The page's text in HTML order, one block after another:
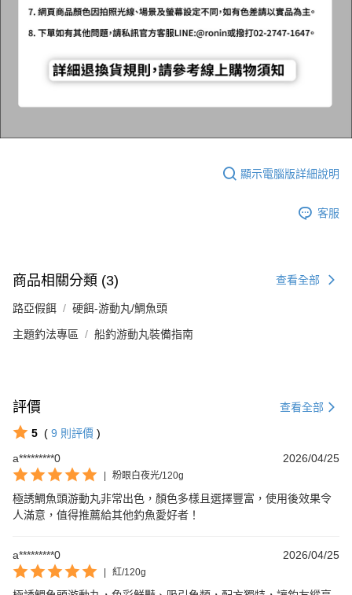
顯示電腦版詳細說明
客服
商品相關分類 (3) 查看全部
路亞假餌 硬餌-游動丸/鯛魚頭
主題釣法專區 船釣游動丸裝備指南
評價 查看全部
5 ( 9 則評價 )
a*********0
2026/04/25
粉眼白夜光/120g
極誘鯛魚頭游動丸非常出色，顏色多樣且選擇豐富，使用後效果令
人滿意，值得推薦給其他釣魚愛好者！
a*********0 2026/04/25
紅/120g